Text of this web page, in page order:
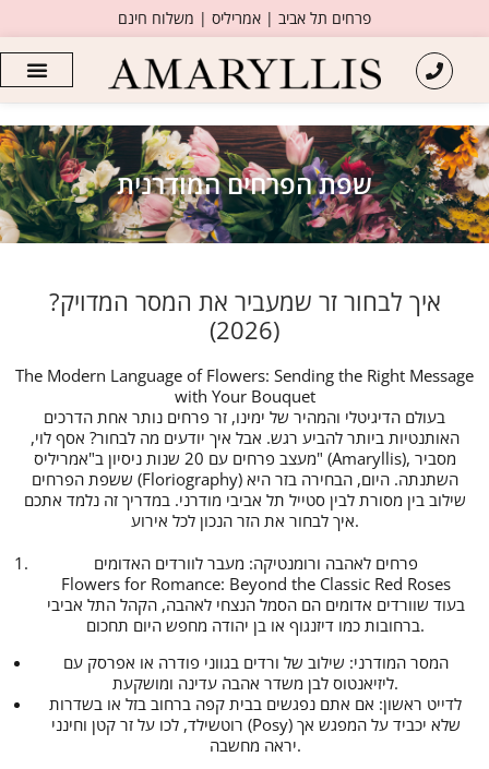
פרחים תל אביב | אמריליס | משלוח חינם
שפת הפרחים המודרנית
איך לבחור זר שמעביר את המסר המדויק?
(2026)
The Modern Language of Flowers: Sending the Right Message
with Your Bouquet
בעולם הדיגיטלי והמהיר של ימינו, זר פרחים נותר אחת הדרכים
האותנטיות ביותר להביע רגש. אבל איך יודעים מה לבחור? אסף לוי,
מעצב פרחים עם 20 שנות ניסיון ב"אמריליס" (Amaryllis), מסביר
ששפת הפרחים (Floriography) השתנתה. היום, הבחירה בזר היא
שילוב בין מסורת לבין סטייל תל אביבי מודרני. במדריך זה נלמד אתכם
איך לבחור את הזר הנכון לכל אירוע.
פרחים לאהבה ורומנטיקה: מעבר לוורדים האדומים
Flowers for Romance: Beyond the Classic Red Roses
בעוד שוורדים אדומים הם הסמל הנצחי לאהבה, הקהל התל אביבי
ברחובות כמו דיזנגוף או בן יהודה מחפש היום תחכום.
המסר המודרני: שילוב של ורדים בגווני פודרה או אפרסק עם
ליזיאנטוס לבן משדר אהבה עדינה ומושקעת.
לדייט ראשון: אם אתם נפגשים בבית קפה ברחוב בזל או בשדרות
רוטשילד, לכו על זר קטן וחינני (Posy) שלא יכביד על המפגש אך
יראה מחשבה.